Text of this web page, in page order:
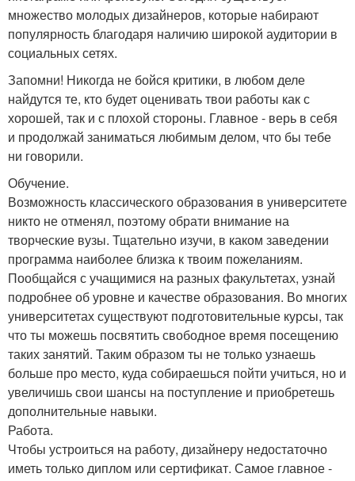
множество молодых дизайнеров, которые набирают
популярность благодаря наличию широкой аудитории в
социальных сетях.
Запомни! Никогда не бойся критики, в любом деле
найдутся те, кто будет оценивать твои работы как с
хорошей, так и с плохой стороны. Главное - верь в себя
и продолжай заниматься любимым делом, что бы тебе
ни говорили.
Обучение.
Возможность классического образования в университете
никто не отменял, поэтому обрати внимание на
творческие вузы. Тщательно изучи, в каком заведении
программа наиболее близка к твоим пожеланиям.
Пообщайся с учащимися на разных факультетах, узнай
подробнее об уровне и качестве образования. Во многих
университетах существуют подготовительные курсы, так
что ты можешь посвятить свободное время посещению
таких занятий. Таким образом ты не только узнаешь
больше про место, куда собираешься пойти учиться, но и
увеличишь свои шансы на поступление и приобретешь
дополнительные навыки.
Работа.
Чтобы устроиться на работу, дизайнеру недостаточно
иметь только диплом или сертификат. Самое главное -